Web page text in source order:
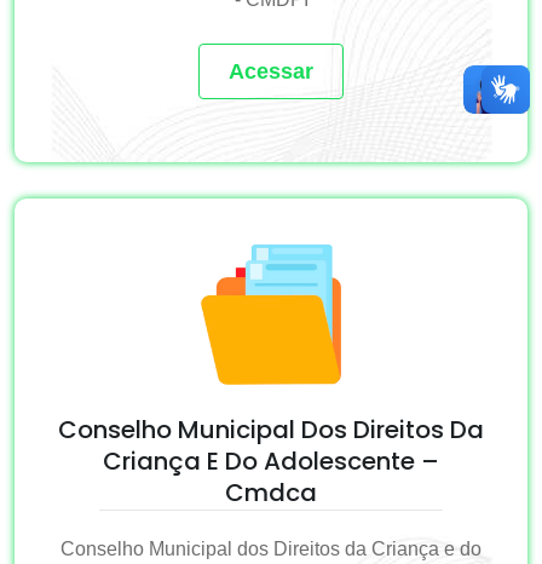
Acessar
Conselho Municipal Dos Direitos Da
Criança E Do Adolescente –
Cmdca
Conselho Municipal dos Direitos da Criança e do